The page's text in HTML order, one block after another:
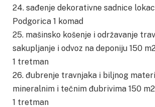
24. sađenje dekorativne sadnice
Podgorica 1 komad
25. mašinsko košenje i održavanje
sakupljanje i odvoz na deponiju 150
1 tretman
26. đubrenje travnjaka i biljnog
mineralnim i tečnim đubrivima 150
1 tretman